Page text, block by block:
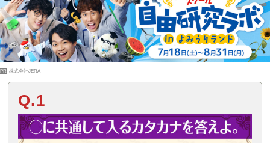
PR 株式会社JERA
Q.1